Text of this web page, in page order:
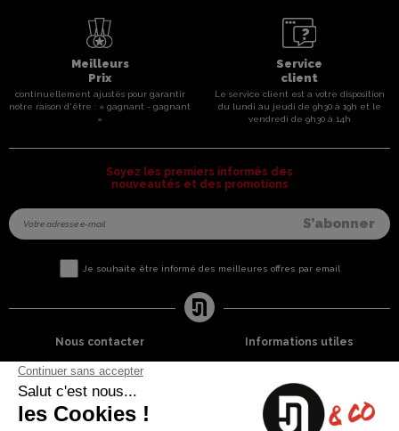
Meilleurs
Prix
continuellement ajustés pour garantir
notre raison d'être : « gagnant - gagnant
»
Service
client
Le service client est a votre disposition
du lundi au jeudi de 9h30 à 19h et le
vendredi de 9h30 à 14h
Soyez les premiers informés des
nouveautés et des promotions
Je souhaite être informé des meilleures offres par email
Nous contacter
8 rue du capitaine Jean Croisa
13009 Marseille
+33 (0)4 91 07 41 16
Informations utiles
Garantie satisfaction
Paiement sécurisé
Plan du site